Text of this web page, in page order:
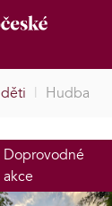
| Hudba
Doprovodné
akce